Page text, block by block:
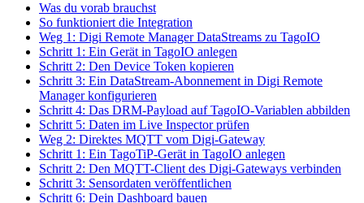
Was du vorab brauchst
So funktioniert die Integration
Weg 1: Digi Remote Manager DataStreams zu TagoIO
Schritt 1: Ein Gerät in TagoIO anlegen
Schritt 2: Den Device Token kopieren
Schritt 3: Ein DataStream-Abonnement in Digi Remote
Manager konfigurieren
Schritt 4: Das DRM-Payload auf TagoIO-Variablen abbilden
Schritt 5: Daten im Live Inspector prüfen
Weg 2: Direktes MQTT vom Digi-Gateway
Schritt 1: Ein TagoTiP-Gerät in TagoIO anlegen
Schritt 2: Den MQTT-Client des Digi-Gateways verbinden
Schritt 3: Sensordaten veröffentlichen
Schritt 6: Dein Dashboard bauen